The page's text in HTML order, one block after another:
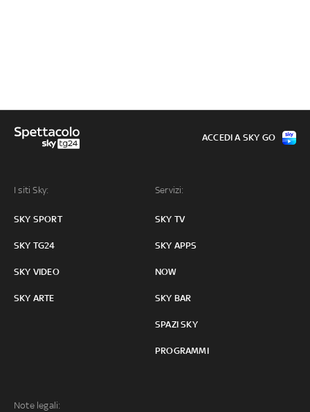
I siti Sky:
SKY SPORT
SKY TG24
SKY VIDEO
SKY ARTE
Servizi:
SKY TV
SKY APPS
NOW
SKY BAR
SPAZI SKY
PROGRAMMI
Note legali:
ACCEDI A SKY GO